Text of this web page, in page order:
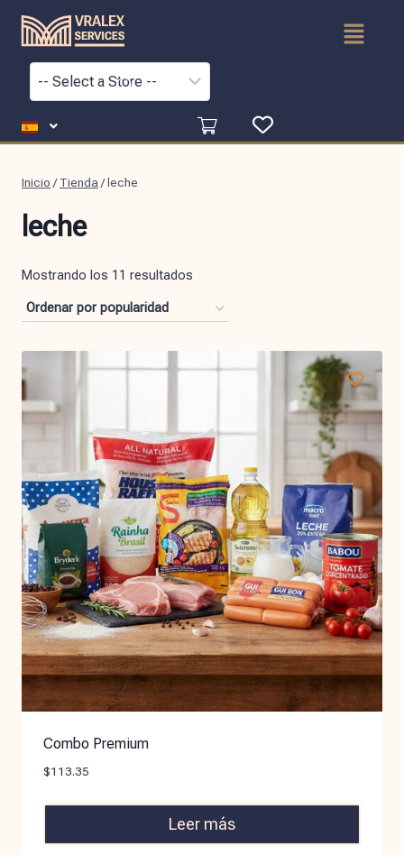
Inicio / Tienda/leche
leche
Mostrando los 11 resultados
Combo Premium
$113.35
Leer más